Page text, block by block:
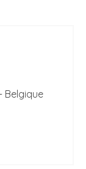
Belgique